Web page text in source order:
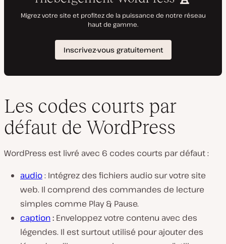
Les codes courts par
défaut de WordPress
WordPress est livré avec 6 codes courts par défaut :
audio: Intégrez des fichiers audio sur votre site
web. Il comprend des commandes de lecture
simples comme Play & Pause.
caption: Enveloppez votre contenu avec des
légendes. Il est surtout utilisé pour ajouter des